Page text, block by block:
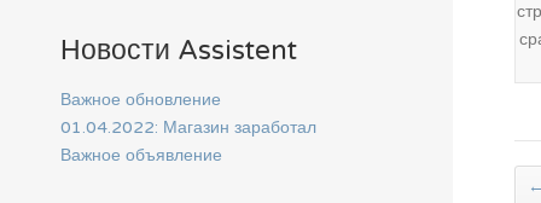
Новости Assistent
Важное обновление
01.04.2022: Магазин заработал
Важное объявление